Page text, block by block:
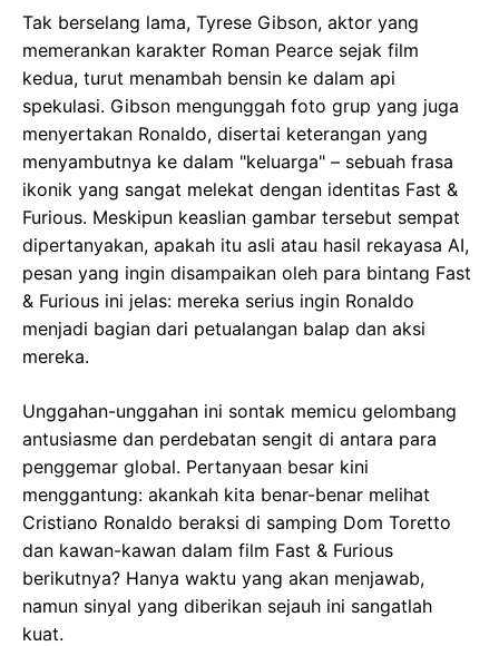
Tak berselang lama, Tyrese Gibson, aktor yang
memerankan karakter Roman Pearce sejak film
kedua, turut menambah bensin ke dalam api
spekulasi. Gibson mengunggah foto grup yang juga
menyertakan Ronaldo, disertai keterangan yang
menyambutnya ke dalam "keluarga" – sebuah frasa
ikonik yang sangat melekat dengan identitas Fast &
Furious. Meskipun keaslian gambar tersebut sempat
dipertanyakan, apakah itu asli atau hasil rekayasa AI,
pesan yang ingin disampaikan oleh para bintang Fast
& Furious ini jelas: mereka serius ingin Ronaldo
menjadi bagian dari petualangan balap dan aksi
mereka.
Unggahan-unggahan ini sontak memicu gelombang
antusiasme dan perdebatan sengit di antara para
penggemar global. Pertanyaan besar kini
menggantung: akankah kita benar-benar melihat
Cristiano Ronaldo beraksi di samping Dom Toretto
dan kawan-kawan dalam film Fast & Furious
berikutnya? Hanya waktu yang akan menjawab,
namun sinyal yang diberikan sejauh ini sangatlah
kuat.